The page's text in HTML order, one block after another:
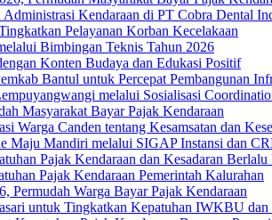
Kendaraan di PT Cobra Dental
Pelayanan Korban Kecelakaan
Bimbingan Teknis Tahun 2026
Konten Budaya dan Edukasi Positif
Bantul untuk Percepat Pembangunan
melalui Sosialisasi
Masyarakat Bayar Pajak Kendaraan
Warga Canden tentang Kesamsatan dan
Maju Mandiri melalui SIGAP Instansi dan
Pajak Kendaraan dan Kesadaran Berlalu
Pajak Kendaraan Pemerintah Kalurahan
Warga Bayar Pajak Kendaraan
untuk Tingkatkan Kepatuhan IWKBU